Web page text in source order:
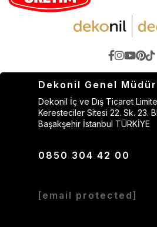
Dekonil Genel
Dekonil İç ve Dış Ticaret
Keresteciler Sitesi 22. Sk. 23.
Başakşehir İstanbul TÜRKİYE
0850 304 42 00
[email protected]